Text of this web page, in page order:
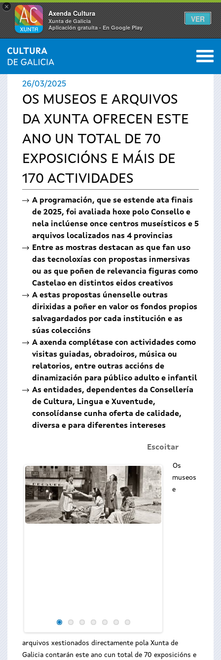
×
Axenda Cultura
Xunta de Galicia
Aplicación gratuíta - En Google Play
VER
Vostede
está
aquí
INICIO › ACTUALIDADE 0
26/03/2025
OS MUSEOS E ARQUIVOS
DA XUNTA OFRECEN ESTE
ANO UN TOTAL DE 70
EXPOSICIÓNS E MÁIS DE
170 ACTIVIDADES
A programación, que se estende ata finais
de 2025, foi avaliada hoxe polo Consello e
nela inclúense once centros museísticos e 5
arquivos localizados nas 4 provincias
Entre as mostras destacan as que fan uso
das tecnoloxías con propostas inmersivas
ou as que poñen de relevancia figuras como
Castelao en distintos eidos creativos
A estas propostas únenselle outras
dirixidas a poñer en valor os fondos propios
salvagardados por cada institución e as
súas coleccións
A axenda complétase con actividades como
visitas guiadas, obradoiros, música ou
relatorios, entre outras accións de
dinamización para público adulto e infantil
As entidades, dependentes da Consellería
de Cultura, Lingua e Xuventude,
consolídanse cunha oferta de calidade,
diversa e para diferentes intereses
Escoitar
Os
museos
e
arquivos xestionados directamente pola Xunta de
Galicia contarán este ano cun total de 70 exposicións e